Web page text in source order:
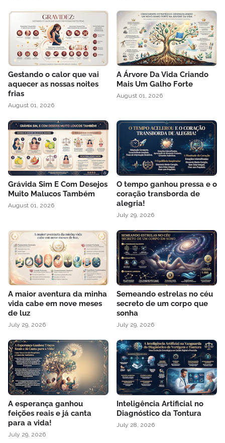
Gestando o calor que vai
aquecer as nossas noites
frias
August 01, 2026
A Árvore Da Vida Criando
Mais Um Galho Forte
August 01, 2026
Grávida Sim E Com Desejos
Muito Malucos Também
August 01, 2026
O tempo ganhou pressa e o
coração transborda de
alegria!
July 29, 2026
A maior aventura da minha
vida cabe em nove meses
de luz
July 29, 2026
Semeando estrelas no céu
secreto de um corpo que
sonha
July 29, 2026
A esperança ganhou
feições reais e já canta
para a vida!
July 29, 2026
Inteligência Artificial no
Diagnóstico da Tontura
July 28, 2026